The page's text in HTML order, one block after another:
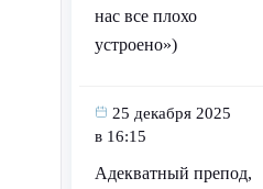
нас все плохо
устроено»)
25 декабря 2025
в 16:15
Адекватный препод,